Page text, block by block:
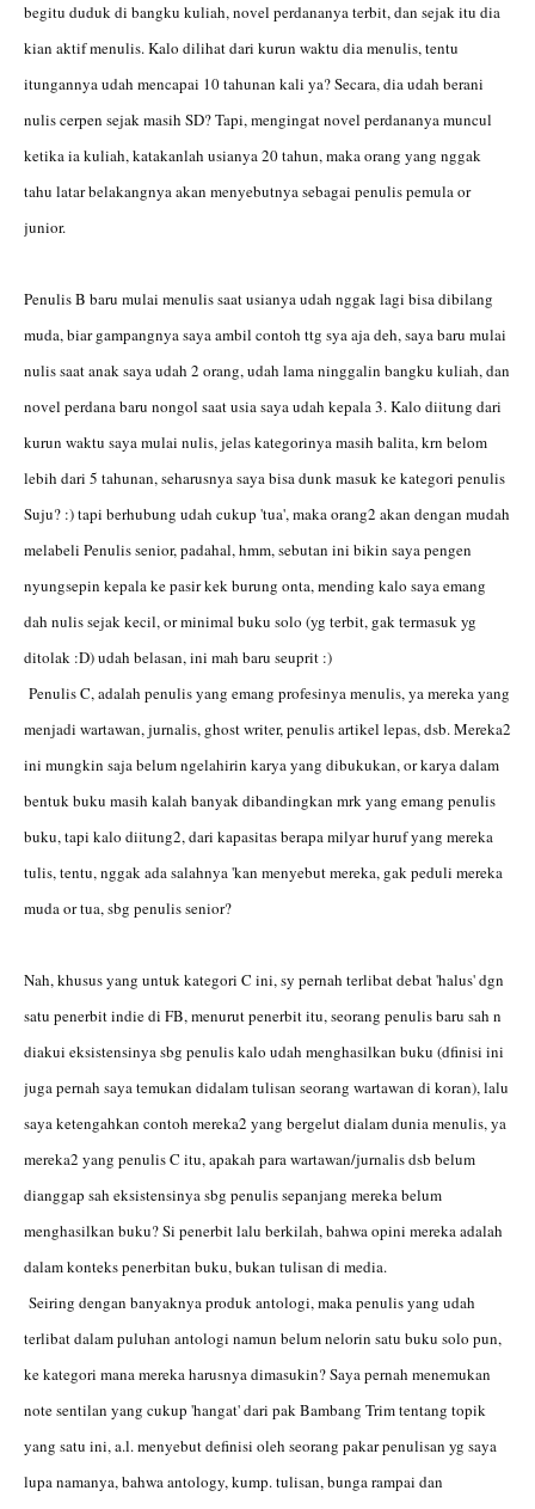
begitu duduk di bangku kuliah, novel perdananya terbit, dan sejak itu dia
kian aktif menulis. Kalo dilihat dari kurun waktu dia menulis, tentu
itungannya udah mencapai 10 tahunan kali ya? Secara, dia udah berani
nulis cerpen sejak masih SD? Tapi, mengingat novel perdananya muncul
ketika ia kuliah, katakanlah usianya 20 tahun, maka orang yang nggak
tahu latar belakangnya akan menyebutnya sebagai penulis pemula or
junior.
Penulis B baru mulai menulis saat usianya udah nggak lagi bisa dibilang
muda, biar gampangnya saya ambil contoh ttg sya aja deh, saya baru mulai
nulis saat anak saya udah 2 orang, udah lama ninggalin bangku kuliah, dan
novel perdana baru nongol saat usia saya udah kepala 3. Kalo diitung dari
kurun waktu saya mulai nulis, jelas kategorinya masih balita, krn belom
lebih dari 5 tahunan, seharusnya saya bisa dunk masuk ke kategori penulis
Suju? :) tapi berhubung udah cukup 'tua', maka orang2 akan dengan mudah
melabeli Penulis senior, padahal, hmm, sebutan ini bikin saya pengen
nyungsepin kepala ke pasir kek burung onta, mending kalo saya emang
dah nulis sejak kecil, or minimal buku solo (yg terbit, gak termasuk yg
ditolak :D) udah belasan, ini mah baru seuprit :)
Penulis C, adalah penulis yang emang profesinya menulis, ya mereka yang
menjadi wartawan, jurnalis, ghost writer, penulis artikel lepas, dsb. Mereka2
ini mungkin saja belum ngelahirin karya yang dibukukan, or karya dalam
bentuk buku masih kalah banyak dibandingkan mrk yang emang penulis
buku, tapi kalo diitung2, dari kapasitas berapa milyar huruf yang mereka
tulis, tentu, nggak ada salahnya 'kan menyebut mereka, gak peduli mereka
muda or tua, sbg penulis senior?
Nah, khusus yang untuk kategori C ini, sy pernah terlibat debat 'halus' dgn
satu penerbit indie di FB, menurut penerbit itu, seorang penulis baru sah n
diakui eksistensinya sbg penulis kalo udah menghasilkan buku (dfinisi ini
juga pernah saya temukan didalam tulisan seorang wartawan di koran), lalu
saya ketengahkan contoh mereka2 yang bergelut dialam dunia menulis, ya
mereka2 yang penulis C itu, apakah para wartawan/jurnalis dsb belum
dianggap sah eksistensinya sbg penulis sepanjang mereka belum
menghasilkan buku? Si penerbit lalu berkilah, bahwa opini mereka adalah
dalam konteks penerbitan buku, bukan tulisan di media.
Seiring dengan banyaknya produk antologi, maka penulis yang udah
terlibat dalam puluhan antologi namun belum nelorin satu buku solo pun,
ke kategori mana mereka harusnya dimasukin? Saya pernah menemukan
note sentilan yang cukup 'hangat' dari pak Bambang Trim tentang topik
yang satu ini, a.l. menyebut definisi oleh seorang pakar penulisan yg saya
lupa namanya, bahwa antology, kump. tulisan, bunga rampai dan